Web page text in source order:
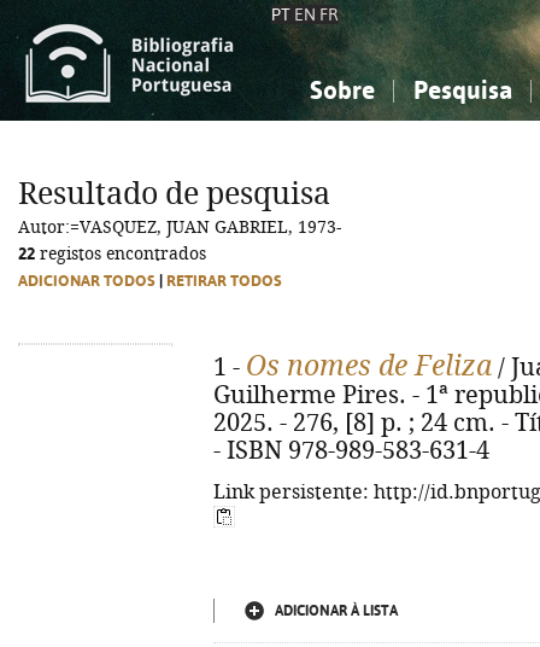
PT EN FR
Sobre Pesquisa
Ciências sociais...
Ciências sociais...
Resultado de pesquisa
Autor:=VASQUEZ, JUAN GABRIEL, 1973-
22 registos encontrados
ADICIONAR TODOS RETIRAR TODOS
1 - Os nomes de Feliza /
Guilherme Pires. - 1ª
2025. - 276, [8] p. ; 24 cm. -
- ISBN 978-989-583-631-4
Link persistente: http://
ADICIONAR À LISTA